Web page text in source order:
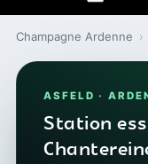
Champagne Ardenne ›
ASFELD ·
Station